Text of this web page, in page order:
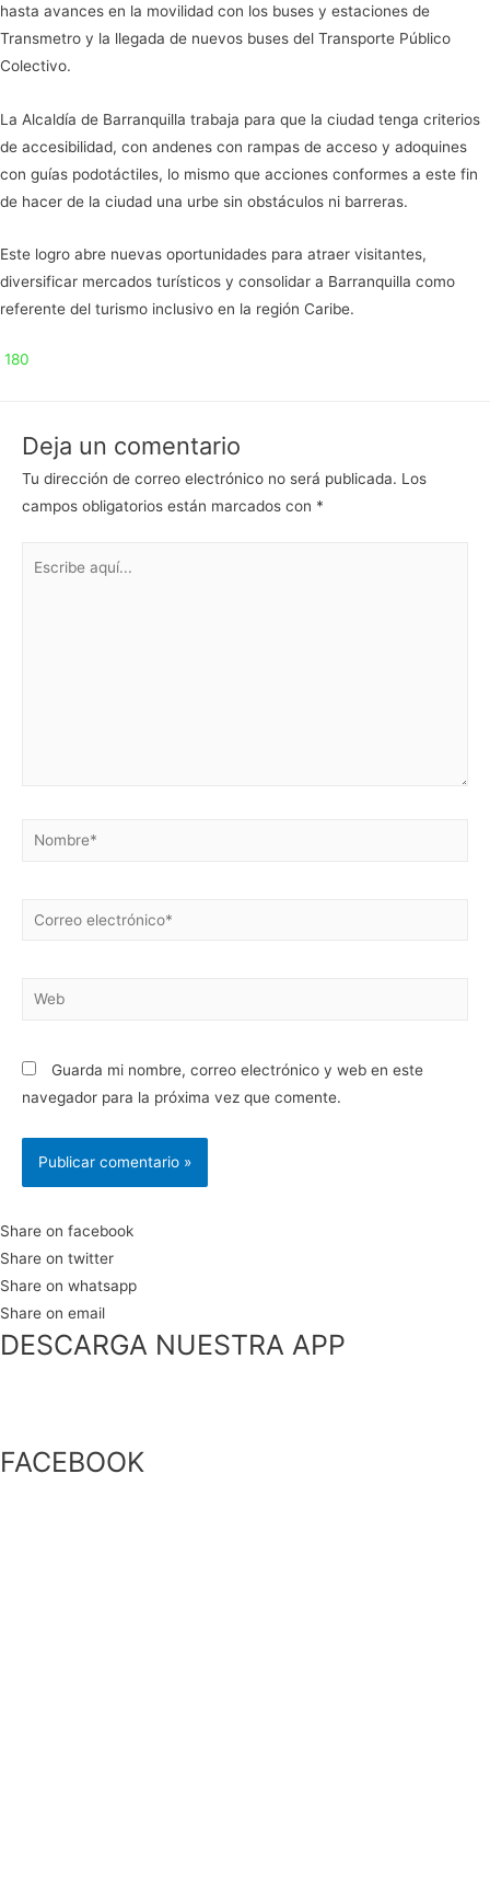
hasta avances en la movilidad con los buses y estaciones de
Transmetro y la llegada de nuevos buses del Transporte Público
Colectivo.
La Alcaldía de Barranquilla trabaja para que la ciudad tenga criterios
de accesibilidad, con andenes con rampas de acceso y adoquines
con guías podotáctiles, lo mismo que acciones conformes a este fin
de hacer de la ciudad una urbe sin obstáculos ni barreras.
Este logro abre nuevas oportunidades para atraer visitantes,
diversificar mercados turísticos y consolidar a Barranquilla como
referente del turismo inclusivo en la región Caribe.
180
Deja un comentario
Tu dirección de correo electrónico no será publicada. Los
campos obligatorios están marcados con *
Nombre*
Correo
Web
Guarda mi nombre, correo electrónico y web en este
navegador para la próxima vez que comente.
Share on facebook
Share on twitter
Share on whatsapp
Share on email
DESCARGA NUESTRA APP
FACEBOOK